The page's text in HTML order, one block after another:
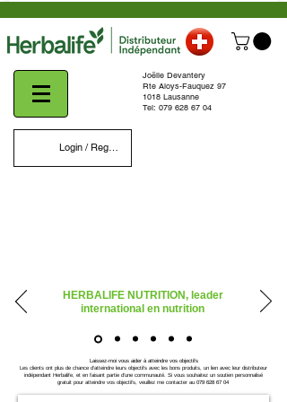
Login / Register
Joëlle Devantery
Rte Aloys-Fauquez 97
1018 Lausanne
Tel: 079 628 67 04
HERBALIFE NUTRITION, leader
international en nutrition
Laissez-moi vous aider à atteindre vos objectifs
Les clients ont plus de chance d’atteindre leurs objectifs avec les bons produits, un lien avec leur distributeur
indépendant Herbalife, et en faisant partie d’une communauté. Si vous souhaitez un soutien personnalisé
gratuit pour atteindre vos objectifs, veuillez me contacter au 079 628 67 04